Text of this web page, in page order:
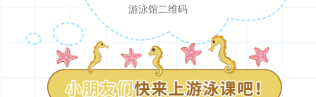
游泳馆二维码